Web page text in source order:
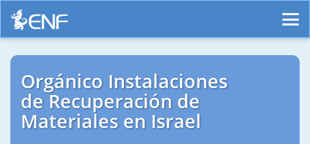
Orgánico Instalaciones
de Recuperación de
Materiales en Israel